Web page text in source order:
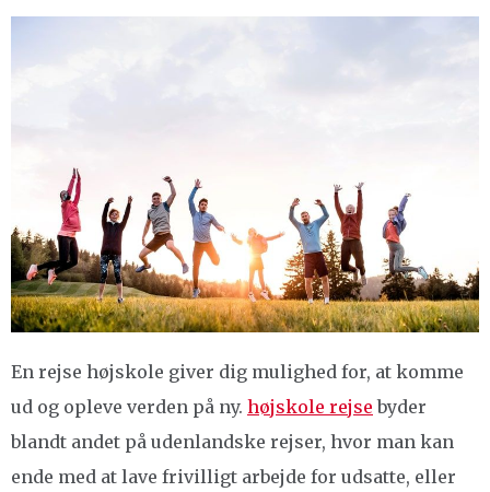
En rejse højskole giver dig mulighed for, at komme
ud og opleve verden på ny. højskole rejse byder
blandt andet på udenlandske rejser, hvor man kan
ende med at lave frivilligt arbejde for udsatte, eller